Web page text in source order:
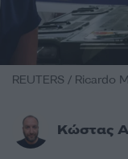
REUTERS / Ricardo
Κώστας